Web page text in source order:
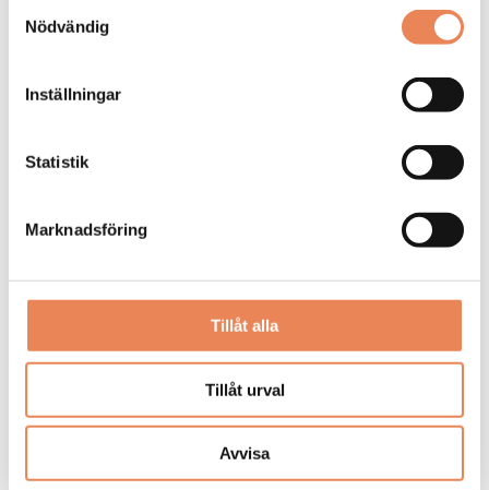
Nödvändig
Inställningar
Statistik
Marknadsföring
Tillåt alla
Tillåt urval
Avvisa
Kock
Placeringsort: Dalarö
Sista ansökningsdag: 2026-08-30